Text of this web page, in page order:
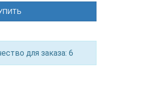
для заказа: 6